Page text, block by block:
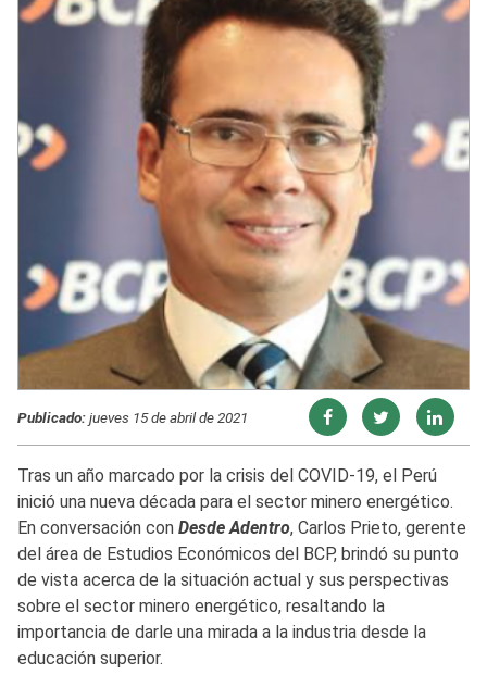
Publicado:jueves 15 de abril de 2021
Tras un año marcado por la crisis del COVID-19, el Perú
inició una nueva década para el sector minero energético.
En conversación con Desde Adentro, Carlos Prieto, gerente
del área de Estudios Económicos del BCP, brindó su punto
de vista acerca de la situación actual y sus perspectivas
sobre el sector minero energético, resaltando la
importancia de darle una mirada a la industria desde la
educación superior.